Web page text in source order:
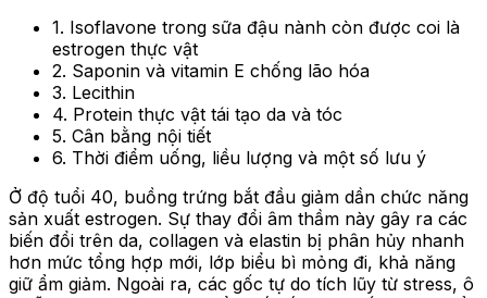
1. Isoflavone trong sữa đậu nành còn được coi là
estrogen thực vật
2. Saponin và vitamin E chống lão hóa
3. Lecithin
4. Protein thực vật tái tạo da và tóc
5. Cân bằng nội tiết
6. Thời điểm uống, liều lượng và một số lưu ý
Ở độ tuổi 40, buồng trứng bắt đầu giảm dần chức năng
sản xuất estrogen. Sự thay đổi âm thầm này gây ra các
biến đổi trên da, collagen và elastin bị phân hủy nhanh
hơn mức tổng hợp mới, lớp biểu bì mỏng đi, khả năng
giữ ẩm giảm. Ngoài ra, các gốc tự do tích lũy từ stress, ô